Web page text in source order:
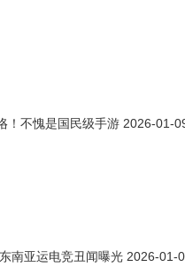
！不愧是国民级手游 2026-01-
南亚运电竞丑闻曝光 2026-01-